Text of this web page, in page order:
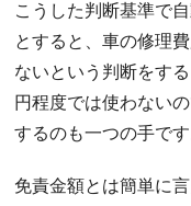
こうした判断基準で
とすると、車の修理
ないという判断をす
円程度では使わない
するのも一つの手です
免責金額とは簡単に